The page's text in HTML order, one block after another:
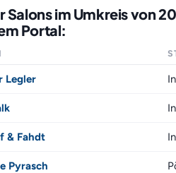
Salons im Umkreis von
Portal:
Legler
& Fahdt
Pyrasch